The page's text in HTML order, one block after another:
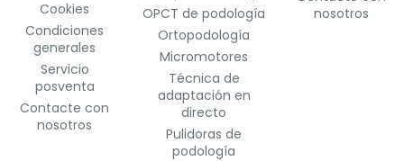
Cookies
Condiciones
generales
Servicio
posventa
Contacte con
nosotros
OPCT de podología
Ortopodología
Micromotores
Técnica de
adaptación en
directo
Pulidoras de
podología
nosotros